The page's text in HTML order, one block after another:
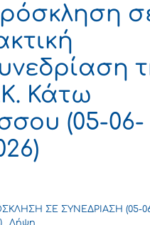
Κάτω
(05-06-
ΣΕ ΣΥΝΕΔΡΙΑΣΗ (05-
Λήψη